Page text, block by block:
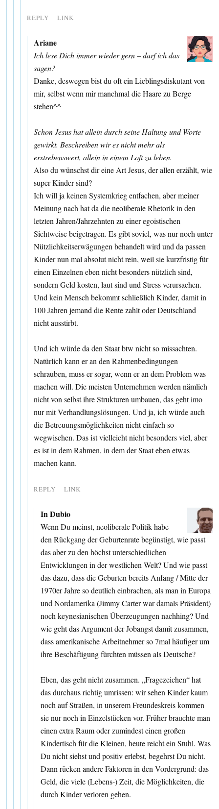
REPLY LINK
Ariane
Ich lese Dich immer wieder gern – darf ich das
sagen?
Danke, deswegen bist du oft ein Lieblingsdiskutant von
mir, selbst wenn mir manchmal die Haare zu Berge
stehen^^
Schon Jesus hat allein durch seine Haltung und Worte
gewirkt. Beschreiben wir es nicht mehr als
erstrebenswert, allein in einem Loft zu leben.
Also du wünschst dir eine Art Jesus, der allen erzählt, wie
super Kinder sind?
Ich will ja keinen Systemkrieg entfachen, aber meiner
Meinung nach hat da die neoliberale Rhetorik in den
letzten Jahren/Jahrzehnten zu einer egoistischen
Sichtweise beigetragen. Es gibt soviel, was nur noch unter
Nützlichkeitserwägungen behandelt wird und da passen
Kinder nun mal absolut nicht rein, weil sie kurzfristig für
einen Einzelnen eben nicht besonders nützlich sind,
sondern Geld kosten, laut sind und Stress verursachen.
Und kein Mensch bekommt schließlich Kinder, damit in
100 Jahren jemand die Rente zahlt oder Deutschland
nicht ausstirbt.
Und ich würde da den Staat btw nicht so missachten.
Natürlich kann er an den Rahmenbedingungen
schrauben, muss er sogar, wenn er an dem Problem was
machen will. Die meisten Unternehmen werden nämlich
nicht von selbst ihre Strukturen umbauen, das geht imo
nur mit Verhandlungslösungen. Und ja, ich würde auch
die Betreuungsmöglichkeiten nicht einfach so
wegwischen. Das ist vielleicht nicht besonders viel, aber
es ist in dem Rahmen, in dem der Staat eben etwas
machen kann.
REPLY LINK
In Dubio
Wenn Du meinst, neoliberale Politik habe
den Rückgang der Geburtenrate begünstigt, wie passt
das aber zu den höchst unterschiedlichen
Entwicklungen in der westlichen Welt? Und wie passt
das dazu, dass die Geburten bereits Anfang / Mitte der
1970er Jahre so deutlich einbrachen, als man in Europa
und Nordamerika (Jimmy Carter war damals Präsident)
noch keynesianischen Überzeugungen nachhing? Und
wie geht das Argument der Jobangst damit zusammen,
dass amerikanische Arbeitnehmer so 7mal häufiger um
ihre Beschäftigung fürchten müssen als Deutsche?
Eben, das geht nicht zusammen. „Fragezeichen“ hat
das durchaus richtig umrissen: wir sehen Kinder kaum
noch auf Straßen, in unserem Freundeskreis kommen
sie nur noch in Einzelstücken vor. Früher brauchte man
einen extra Raum oder zumindest einen großen
Kindertisch für die Kleinen, heute reicht ein Stuhl. Was
Du nicht siehst und positiv erlebst, begehrst Du nicht.
Dann rücken andere Faktoren in den Vordergrund: das
Geld, die viele (Lebens-) Zeit, die Möglichkeiten, die
durch Kinder verloren gehen.